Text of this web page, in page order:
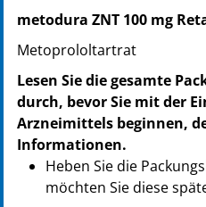
NTIN: 04150039289559
PPN: 110392900981
NTIN: 04150039290098
metodura ZNT 100 mg
Metoprololtartrat
Lesen Sie die gesamte
durch, bevor Sie mit der
Arzneimittels beginnen,
Informationen.
Heben Sie die
möchten Sie diese